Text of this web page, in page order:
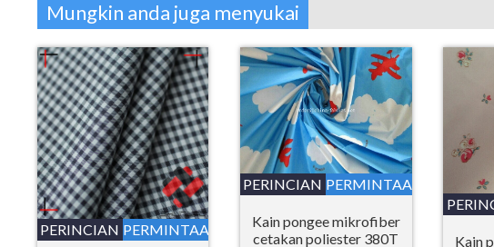
Mungkin anda juga menyukai
PERINCIAN PERMINTAAN
PERINCIAN PERMINTAAN
Kain pongee mikrofiber
cetakan poliester 380T
Kain